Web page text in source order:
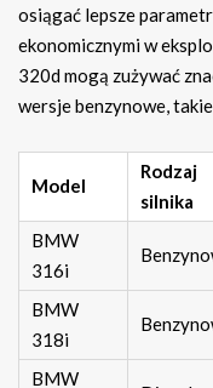
osiągać lepsze
ekonomicznymi w
320d mogą zużywać
wersje benzynowe,
Model
Rodzaj
silnika
BMW
316i
BMW
318i
BMW